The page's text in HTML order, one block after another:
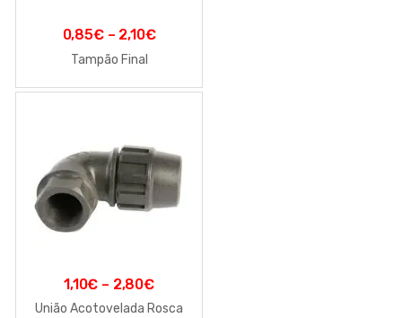
0,85€– 2,10€
Tampão Final
1,10€ – 2,80€
União Acotovelada Rosca